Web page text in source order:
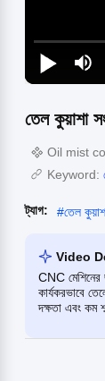
তেল কুয়াশা
Oil mist
Keyword:
ট্যাগ: #তেল
Video
CNC মেশিনের
কার্যকরভাবে
দক্ষতা এবং কম